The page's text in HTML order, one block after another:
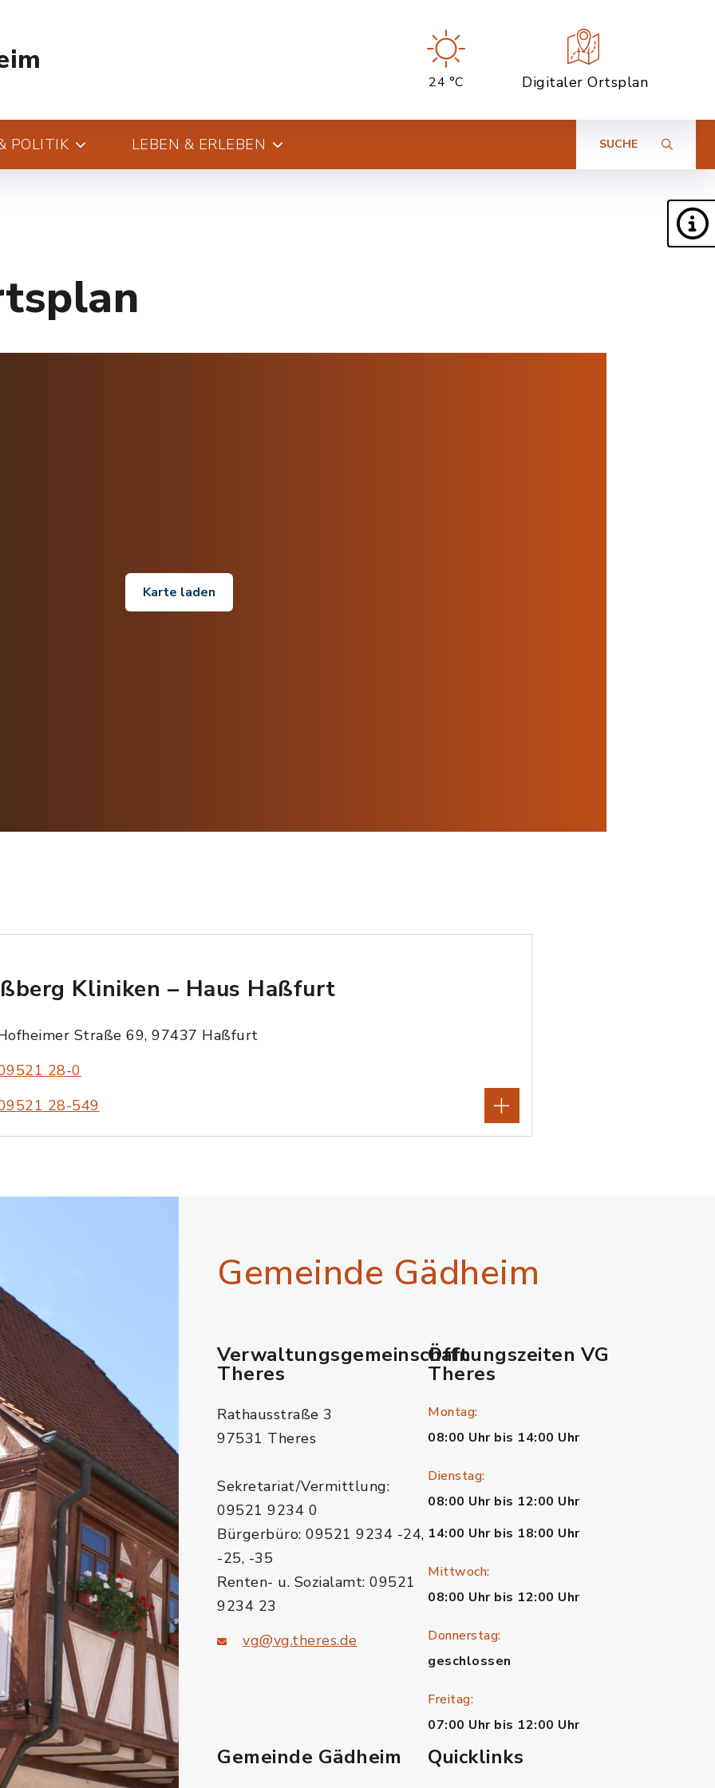
24 °C Digitaler Ortsplan
POLITIK LEBEN & ERLEBEN SUCHE
Karte laden
Kliniken – Haus Haßfurt
Straße 69, 97437 Haßfurt
28-0
28-549
Gemeinde Gädheim
Verwaltungsgemeinschaft
Theres
Rathausstraße 3
97531 Theres
Sekretariat/Vermittlung:
09521 9234 0
Bürgerbüro: 09521 9234 -24,
-25, -35
Renten- u. Sozialamt: 09521
9234 23
vg@vg.theres.de
Öffnungszeiten VG
Theres
Montag:
08:00 Uhr bis 14:00 Uhr
Dienstag:
08:00 Uhr bis 12:00 Uhr
14:00 Uhr bis 18:00 Uhr
Mittwoch:
08:00 Uhr bis 12:00 Uhr
Donnerstag:
geschlossen
Freitag:
07:00 Uhr bis 12:00 Uhr
Gemeinde Gädheim Quicklinks